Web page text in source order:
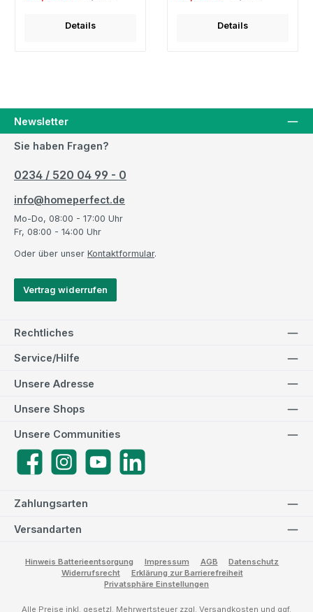
Details Details
Newsletter
Sie haben Fragen?
0234 / 520 04 99 - 0
info@homeperfect.de
Mo-Do, 08:00 - 17:00 Uhr
Fr, 08:00 - 14:00 Uhr
Oder über unser Kontaktformular.
Vertrag widerrufen
Rechtliches
Service/Hilfe
Zahlungsarten
Versandarten
Unsere Adresse
Unsere Communities
FacebookInstagramYouTube
Unsere Shops
Hinweis Batterieentsorgung Impressum AGB
Datenschutz
Widerrufsrecht
Erklärung zur Barrierefreiheit
Privatsphäre Einstellungen
Alle Preise inkl. gesetzl. Mehrwertsteuer zzgl. Versandkosten und ggf.